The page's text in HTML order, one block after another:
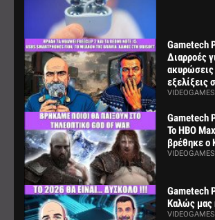
Gametech
Διαρροές
εξελίξεις
VIDEOGAMES
Gametech
Το HBO
βρέθηκε ο
VIDEOGAMES
Gametech
Καλώς μας
VIDEOGAMES